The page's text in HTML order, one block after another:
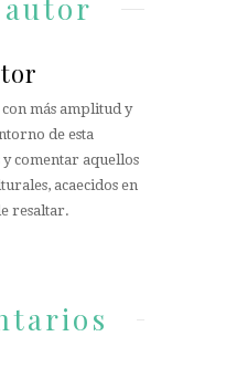
autor
más amplitud y
de esta
y comentar aquellos
acaecidos en
resaltar.